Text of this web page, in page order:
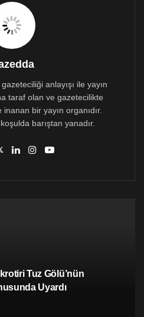
sanırım en büyük
ve bu konuda birlik olan
her bir karış
görmesini diliyorum.
anlayışı ile yayın
taraf olan ve gazetecilikte
bir yayın organıdır.
barıştan yanadır.
Tuz Gölü’nün
Uyardı